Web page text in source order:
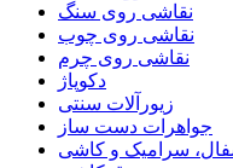
نقاشی روی سنگ
نقاشی روی چوب
نقاشی روی چرم
دکوپاژ
زیورآلات سنتی
جواهرات دست ساز
سرامیک و کاشی